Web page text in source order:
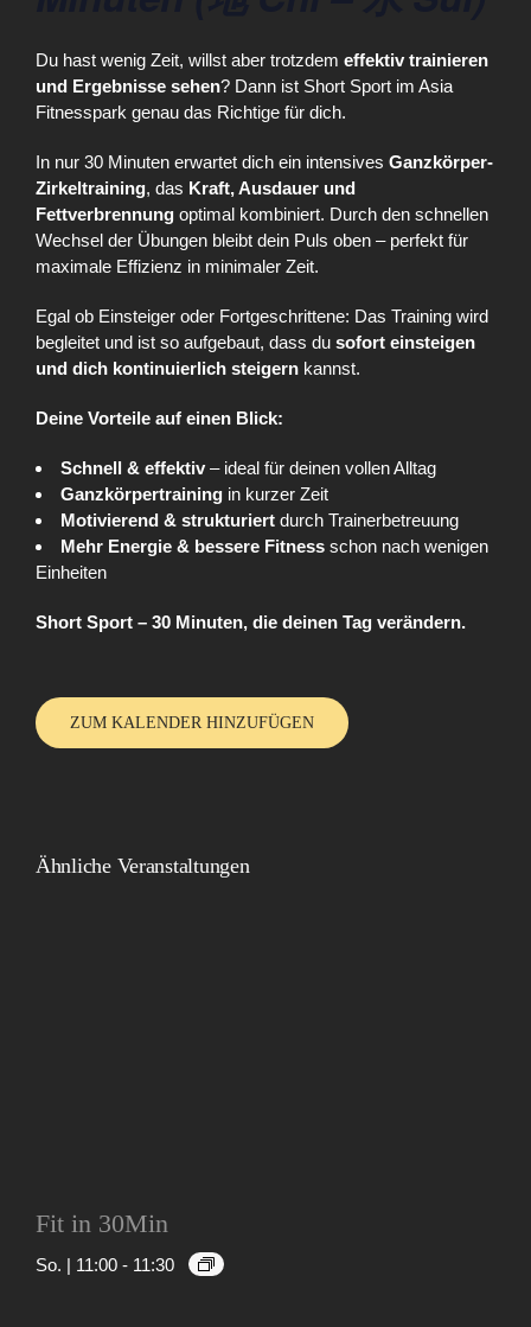
Du hast wenig Zeit, willst aber trotzdem effektiv trainieren
und Ergebnisse sehen? Dann ist Short Sport im Asia
Fitnesspark genau das Richtige für dich.
In nur 30 Minuten erwartet dich ein intensives Ganzkörper-
Zirkeltraining, das Kraft, Ausdauer und
Fettverbrennung optimal kombiniert. Durch den schnellen
Wechsel der Übungen bleibt dein Puls oben – perfekt für
maximale Effizienz in minimaler Zeit.
Egal ob Einsteiger oder Fortgeschrittene: Das Training wird
begleitet und ist so aufgebaut, dass du sofort einsteigen
und dich kontinuierlich steigern kannst.
Deine Vorteile auf einen Blick:
Schnell & effektiv – ideal für deinen vollen Alltag
Ganzkörpertraining in kurzer Zeit
Motivierend & strukturiert durch Trainerbetreuung
Mehr Energie & bessere Fitness schon nach wenigen
Einheiten
Short Sport – 30 Minuten, die deinen Tag verändern.
ZUM KALENDER HINZUFÜGEN
Ähnliche Veranstaltungen
Fit in 30Min
So. | 11:00 - 11:30